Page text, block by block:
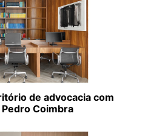
de advocacia com
Coimbra